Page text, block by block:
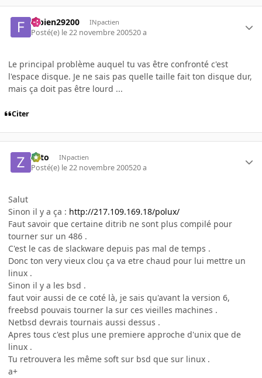
fabien29200 INpactien
Posté(e) le 22 novembre 200520 a
Le principal problème auquel tu vas être confronté c'est
l'espace disque. Je ne sais pas quelle taille fait ton disque dur,
mais ça doit pas être lourd ...
Citer
zoto INpactien
Posté(e) le 22 novembre 200520 a
Salut
Sinon il y a ça : http://217.109.169.18/polux/
Faut savoir que certaine ditrib ne sont plus compilé pour
tourner sur un 486 .
C'est le cas de slackware depuis pas mal de temps .
Donc ton very vieux clou ça va etre chaud pour lui mettre un
linux .
Sinon il y a les bsd .
faut voir aussi de ce coté là, je sais qu'avant la version 6,
freebsd pouvais tourner la sur ces vieilles machines .
Netbsd devrais tournais aussi dessus .
Apres tous c'est plus une premiere approche d'unix que de
linux .
Tu retrouvera les même soft sur bsd que sur linux .
a+